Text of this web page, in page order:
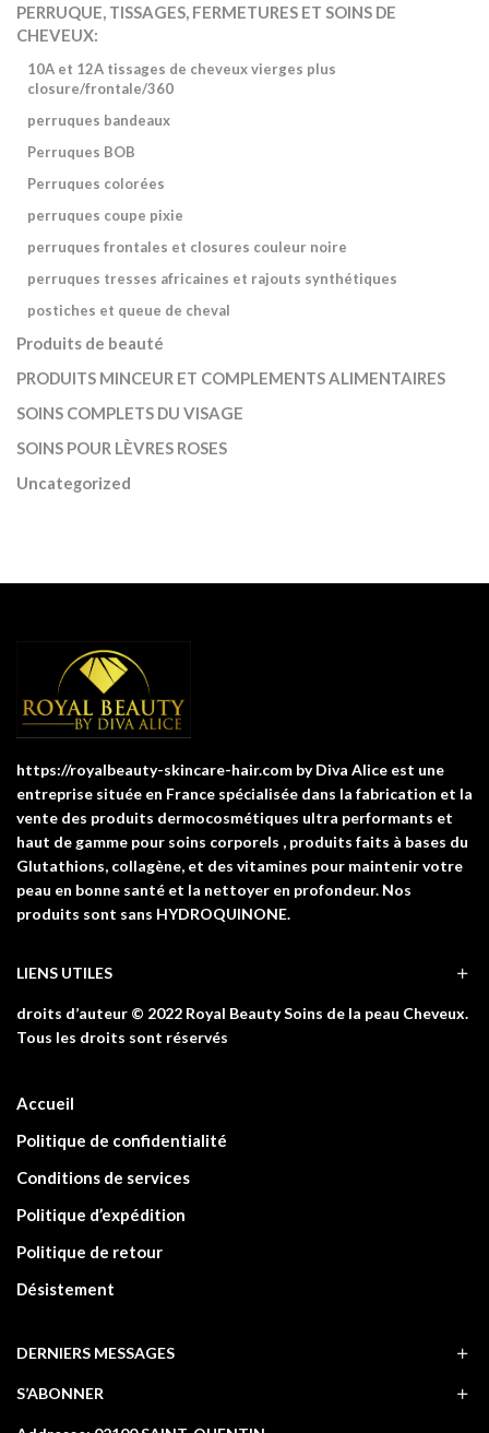
PERRUQUE, TISSAGES, FERMETURES ET SOINS DE
CHEVEUX:
10A et 12A tissages de cheveux vierges plus
closure/frontale/360
perruques bandeaux
Perruques BOB
Perruques colorées
perruques coupe pixie
perruques frontales et closures couleur noire
perruques tresses africaines et rajouts synthétiques
postiches et queue de cheval
Produits de beauté
PRODUITS MINCEUR ET COMPLEMENTS ALIMENTAIRES
SOINS COMPLETS DU VISAGE
SOINS POUR LÈVRES ROSES
Uncategorized
https://royalbeauty-skincare-hair.com by Diva Alice est une
entreprise située en France spécialisée dans la fabrication et la
vente des produits dermocosmétiques ultra performants et
haut de gamme pour soins corporels , produits faits à bases du
Glutathions, collagène, et des vitamines pour maintenir votre
peau en bonne santé et la nettoyer en profondeur. Nos
produits sont sans HYDROQUINONE.
LIENS UTILES
droits d’auteur © 2022 Royal Beauty Soins de la peau Cheveux.
Tous les droits sont réservés
Accueil
Politique de confidentialité
Conditions de services
Politique d’expédition
Politique de retour
Désistement
DERNIERS MESSAGES
S’ABONNER